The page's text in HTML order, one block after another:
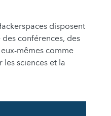
disposent
conférences, des
mêmes comme
sciences et la